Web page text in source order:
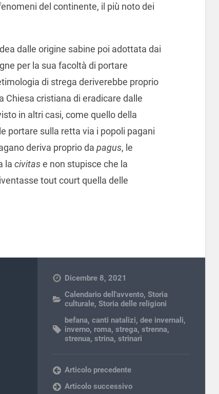
del continente, il più noto dei
dalle origine sabine poi adottata dai
per la sua facoltà di portare
di strega deriverebbe proprio
Chiesa cristiana di eradicare dalle
in altri casi, come quello della
portare sulla retta via i popoli pagani
deriva proprio da pagus, le
la civitase non stupisce che la
tout court quella delle
Dicembre 8, 2021
Calendario dell'avvento,Storia
culturale,Storia delle religioni
befana,canti natalizi,dee invernali,
inverno, roma,strega,strenna,
strenua,strina,strinari
Articolo precedente
Articolo successivo